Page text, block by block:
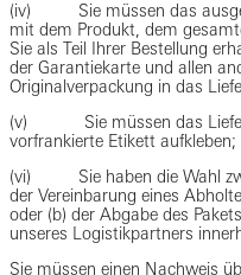
(iv) Sie müssen das
mit dem Produkt, dem
Sie als Teil Ihrer Bestellung
der Garantiekarte und allen
Originalverpackung in das
(v) Sie müssen das
vorfrankierte Etikett aufkleben;
(vi) Sie haben die Wahl
der Vereinbarung eines
oder (b) der Abgabe des
unseres Logistikpartners
Sie müssen einen Nachweis